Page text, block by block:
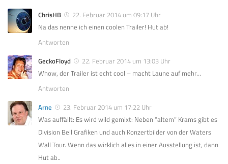
ChrisHB
22. Februar 2014 um 09:17 Uhr
Na das nenne ich einen coolen Trailer! Hut ab!
Antworten
GeckoFloyd
22. Februar 2014 um 13:03 Uhr
Whow, der Trailer ist echt cool – macht Laune auf mehr…
Antworten
Arne
23. Februar 2014 um 17:22 Uhr
Was auffällt: Es wird wild gemixt: Neben “altem” Krams gibt es
Division Bell Grafiken und auch Konzertbilder von der Waters
Wall Tour. Wenn das wirklich alles in einer Ausstellung ist, dann
Hut ab..